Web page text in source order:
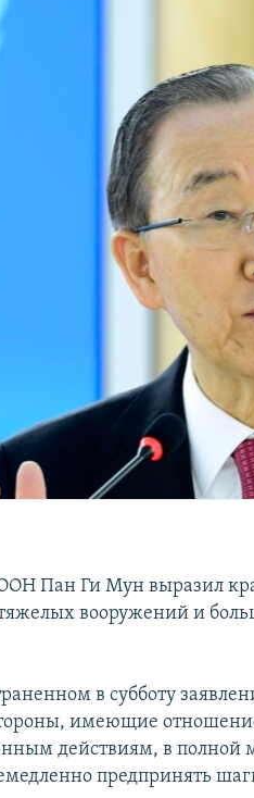
Пан Ги Мун выразил
вооружений и
в субботу
имеющие
действиям, в полной
предпринять